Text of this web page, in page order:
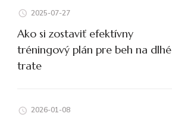
2025-07-27
Ako si zostaviť efektívny
tréningový plán pre beh na dlhé
trate
2026-01-08